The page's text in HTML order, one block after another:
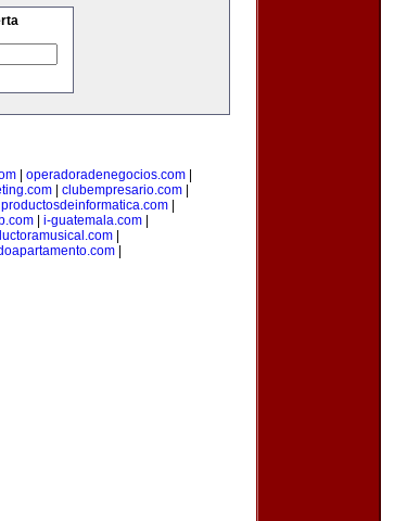
operadoradenegocios.com
clubempresario.com
productosdeinformatica.com
| i-guatemala.com|